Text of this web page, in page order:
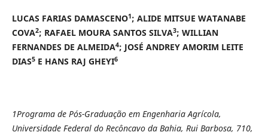
LUCAS FARIAS DAMASCENO1; ALIDE MITSUE WATANABE
COVA2; RAFAEL MOURA SANTOS SILVA3; WILLIAN
FERNANDES DE ALMEIDA4; JOSÉ ANDREY AMORIM LEITE
DIAS5E HANS RAJ GHEYI6
1Programa de Pós-Graduação em Engenharia Agrícola,
Universidade Federal do Recôncavo da Bahia, Rui Barbosa, 710,